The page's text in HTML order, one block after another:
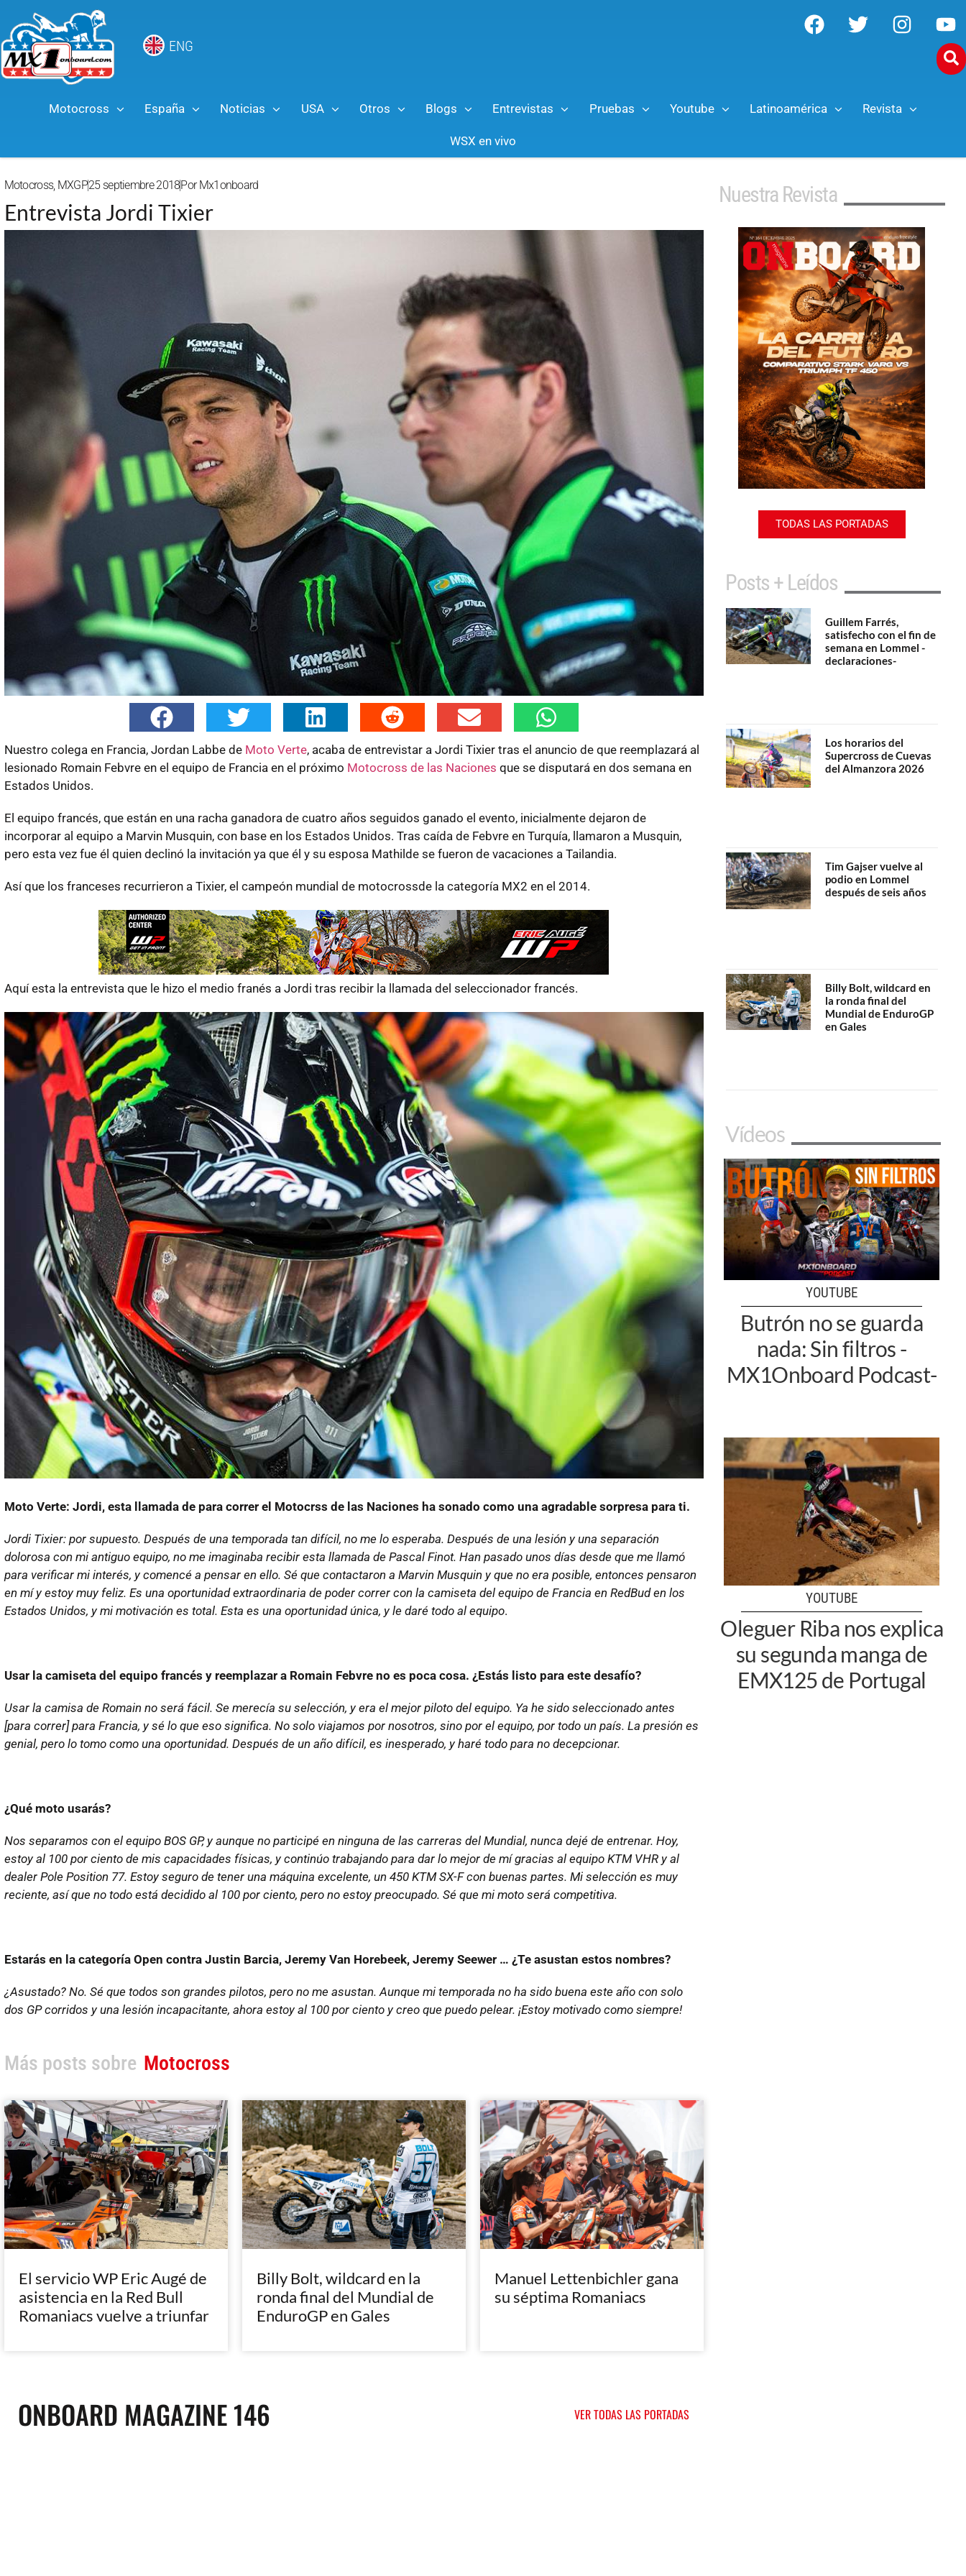
ENG
Motocross España Noticias USA Otros Blogs Entrevistas Pruebas Youtube Latinoamérica Revista
WSX en vivo
Motocross, MXGP25 septiembre 2018PorMx1onboard
Entrevista Jordi Tixier
Nuestro colega en Francia, Jordan Labbe de Moto Verte, acaba de entrevistar a Jordi Tixier tras el anuncio de que reemplazará al
lesionado Romain Febvre en el equipo de Francia en el próximo Motocross de las Naciones que se disputará en dos semana en
Estados Unidos.
El equipo francés, que están en una racha ganadora de cuatro años seguidos ganado el evento, inicialmente dejaron de
incorporar al equipo a Marvin Musquin, con base en los Estados Unidos. Tras caída de Febvre en Turquía, llamaron a Musquin,
pero esta vez fue él quien declinó la invitación ya que él y su esposa Mathilde se fueron de vacaciones a Tailandia.
Así que los franceses recurrieron a Tixier, el campeón mundial de motocrossde la categoría MX2 en el 2014.
Aquí esta la entrevista que le hizo el medio franés a Jordi tras recibir la llamada del seleccionador francés.
Moto Verte: Jordi, esta llamada de para correr el Motocrss de las Naciones ha sonado como una agradable sorpresa para ti.
Jordi Tixier: por supuesto. Después de una temporada tan difícil, no me lo esperaba. Después de una lesión y una separación
dolorosa con mi antiguo equipo, no me imaginaba recibir esta llamada de Pascal Finot. Han pasado unos días desde que me llamó
para verificar mi interés, y comencé a pensar en ello. Sé que contactaron a Marvin Musquin y que no era posible, entonces pensaron
en mí y estoy muy feliz. Es una oportunidad extraordinaria de poder correr con la camiseta del equipo de Francia en RedBud en los
Estados Unidos, y mi motivación es total. Esta es una oportunidad única, y le daré todo al equipo.
Usar la camiseta del equipo francés y reemplazar a Romain Febvre no es poca cosa. ¿Estás listo para este desafío?
Usar la camisa de Romain no será fácil. Se merecía su selección, y era el mejor piloto del equipo. Ya he sido seleccionado antes
[para correr] para Francia, y sé lo que eso significa. No solo viajamos por nosotros, sino por el equipo, por todo un país. La presión es
genial, pero lo tomo como una oportunidad. Después de un año difícil, es inesperado, y haré todo para no decepcionar.
¿Qué moto usarás?
Nos separamos con el equipo BOS GP, y aunque no participé en ninguna de las carreras del Mundial, nunca dejé de entrenar. Hoy,
estoy al 100 por ciento de mis capacidades físicas, y continúo trabajando para dar lo mejor de mí gracias al equipo KTM VHR y al
dealer Pole Position 77. Estoy seguro de tener una máquina excelente, un 450 KTM SX-F con buenas partes. Mi selección es muy
reciente, así que no todo está decidido al 100 por ciento, pero no estoy preocupado. Sé que mi moto será competitiva.
Estarás en la categoría Open contra Justin Barcia, Jeremy Van Horebeek, Jeremy Seewer … ¿Te asustan estos nombres?
¿Asustado? No. Sé que todos son grandes pilotos, pero no me asustan. Aunque mi temporada no ha sido buena este año con solo
dos GP corridos y una lesión incapacitante, ahora estoy al 100 por ciento y creo que puedo pelear. ¡Estoy motivado como siempre!
Más posts sobre Motocross
El servicio WP Eric Augé de
asistencia en la Red Bull
Romaniacs vuelve a triunfar
Billy Bolt, wildcard en la
ronda final del Mundial de
EnduroGP en Gales
Manuel Lettenbichler gana
su séptima Romaniacs
ONBOARD MAGAZINE 146 VER TODAS LAS PORTADAS
Nuestra Revista
TODAS LAS PORTADAS
Posts + Leídos
Guillem Farrés,
satisfecho con el fin de
semana en Lommel -
declaraciones-
Los horarios del
Supercross de Cuevas
del Almanzora 2026
Tim Gajser vuelve al
podio en Lommel
después de seis años
Billy Bolt, wildcard en
la ronda final del
Mundial de EnduroGP
en Gales
Vídeos
YOUTUBE
Butrón no se guarda
nada: Sin filtros -
MX1Onboard Podcast-
YOUTUBE
Oleguer Riba nos explica
su segunda manga de
EMX125 de Portugal